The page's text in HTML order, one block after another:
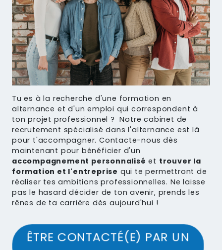
Tu es à la recherche d'une formation en
alternance et d'un emploi qui correspondent à
ton projet professionnel ? Notre cabinet de
recrutement spécialisé dans l'alternance est là
pour t'accompagner. Contacte-nous dès
maintenant pour bénéficier d'un
accompagnement personnalisé et trouver la
formation et l'entreprise qui te permettront de
réaliser tes ambitions professionnelles. Ne laisse
pas le hasard décider de ton avenir, prends les
rênes de ta carrière dès aujourd'hui !
ÊTRE CONTACTÉ(E) PAR UN